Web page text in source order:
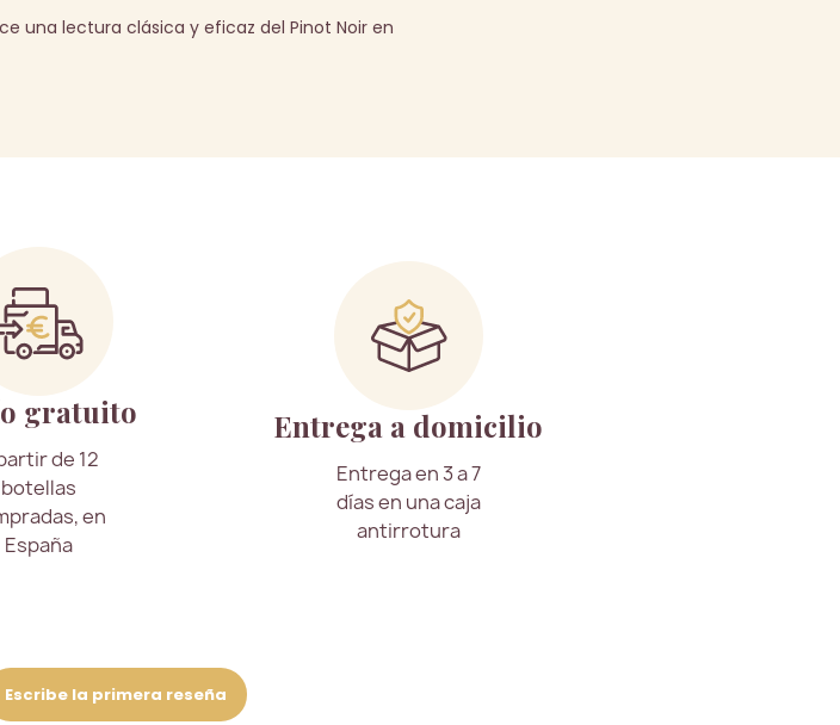
una lectura clásica y eficaz del Pinot Noir en
gratuito
de 12
botellas
en
España
Entrega a domicilio
Entrega en 3 a 7
días en una caja
antirrotura
Escribe la primera reseña